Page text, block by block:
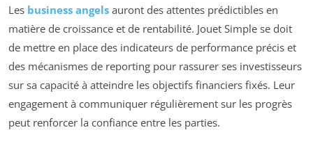
Les business angels auront des attentes prédictibles en
matière de croissance et de rentabilité. Jouet Simple se doit
de mettre en place des indicateurs de performance précis et
des mécanismes de reporting pour rassurer ses investisseurs
sur sa capacité à atteindre les objectifs financiers fixés. Leur
engagement à communiquer régulièrement sur les progrès
peut renforcer la confiance entre les parties.